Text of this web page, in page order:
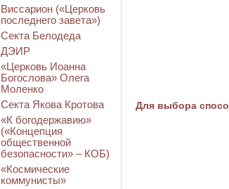
Виссарион («Церковь
последнего завета»)
Секта Белодеда
ДЭИР
«Церковь Иоанна
Богослова» Олега
Моленко
Секта Якова Кротова
«К богодержавию»
(«Концепция
общественной
безопасности» – КОБ)
«Космические
коммунисты»
Для выбора